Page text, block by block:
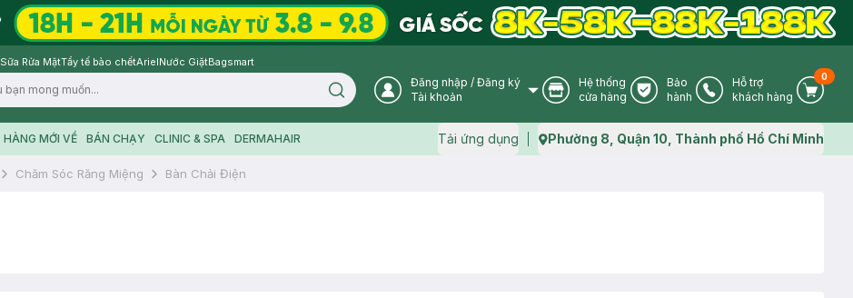
Sữa Rửa MặtTẩy tế bào chếtArielNước GiặtBagsmart
Search icon User Icon
Đăng nhập / Đăng ký
Tài khoản
Store Icon
Hệ thống
cửa hàng
Warranty Icon
Bảo
hành
Phone Icon
Hỗ trợ
khách hàng
Cart
0
HÀNG MỚI VỀ BÁN CHẠY CLINIC & SPA DERMAHAIR Tải ứng dụng Map icon
Phường 8, Quận 10, Thành phố Hồ Chí Minh
Chăm Sóc Răng Miệng Bàn Chải Điện